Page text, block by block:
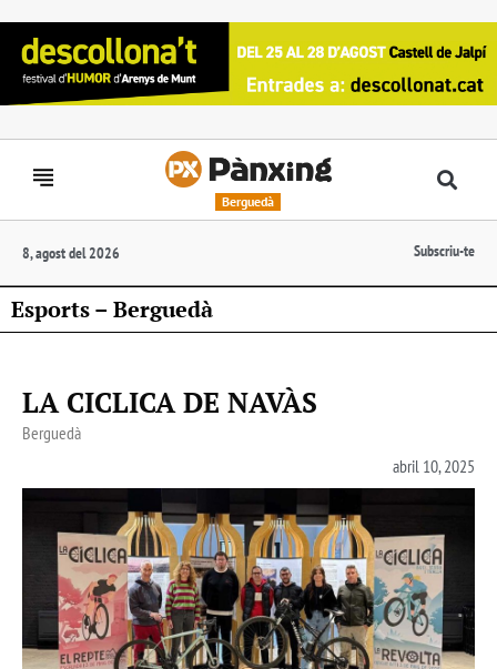
Berguedà
8, agost del 2026 Subscriu-te
Esports – Berguedà
LA CICLICA DE NAVÀS
Berguedà
abril 10, 2025